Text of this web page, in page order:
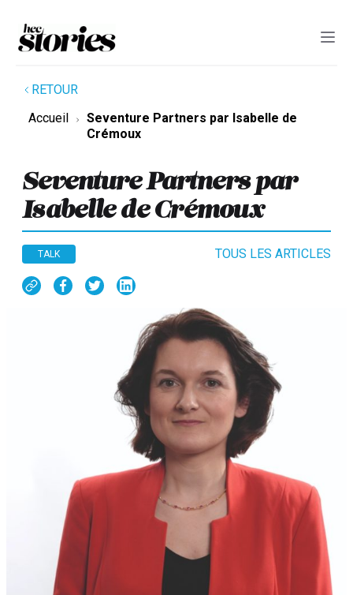
RETOUR
Accueil
Seventure Partners par Isabelle de
Crémoux
Seventure Partners par
Isabelle de Crémoux
TALK TOUS LES ARTICLES